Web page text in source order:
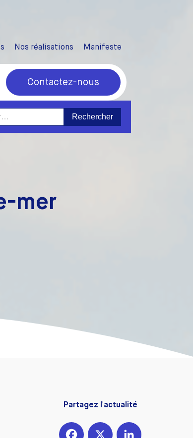
Nos réalisations Manifeste
Contactez-nous
mer
Partagez l'actualité
FacebookX